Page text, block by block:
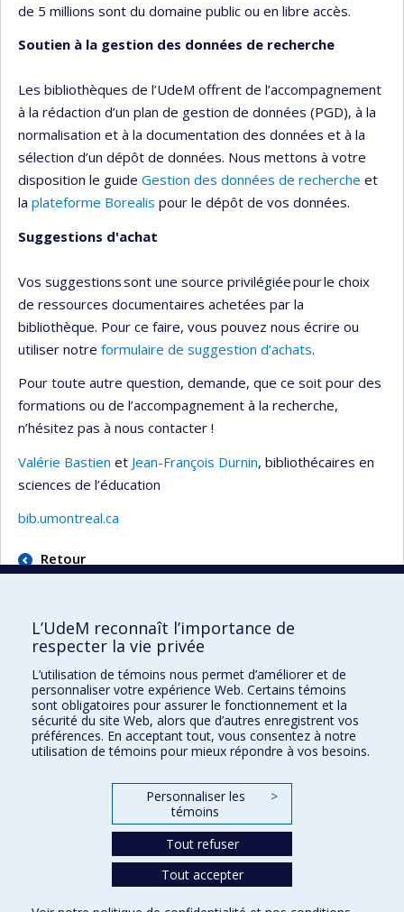
de 5 millions sont du domaine public ou en libre accès.
Soutien à la gestion des données de recherche
Les bibliothèques de l’UdeM offrent de l’accompagnement
à la rédaction d’un plan de gestion de données (PGD), à la
normalisation et à la documentation des données et à la
sélection d’un dépôt de données. Nous mettons à votre
disposition le guide Gestion des données de recherche et
la plateforme Borealis pour le dépôt de vos données.
Suggestions d'achat
Vos suggestions sont une source privilégiée pour le choix
de ressources documentaires achetées par la
bibliothèque. Pour ce faire, vous pouvez nous écrire ou
utiliser notre formulaire de suggestion d’achats.
Pour toute autre question, demande, que ce soit pour des
formations ou de l’accompagnement à la recherche,
n’hésitez pas à nous contacter !
Valérie Bastien et Jean-François Durnin, bibliothécaires en
sciences de l’éducation
bib.umontreal.ca
Retour
Faculté des sciences de l'éducation
Pavillon Marie-Victorin
90, avenue Vincent-d'Indy
Montréal (Québec) H2V 2S9
L’UdeM reconnaît l’importance de
respecter la vie privée
L’utilisation de témoins nous permet d’améliorer et de
personnaliser votre expérience Web. Certains témoins
sont obligatoires pour assurer le fonctionnement et la
sécurité du site Web, alors que d’autres enregistrent vos
préférences. En acceptant tout, vous consentez à notre
utilisation de témoins pour mieux répondre à vos besoins.
Personnaliser les
témoins
>
Tout refuser
Tout accepter